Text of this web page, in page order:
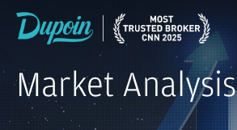
Market Analysis